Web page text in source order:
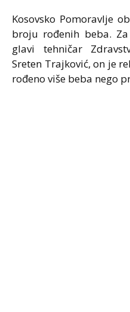
Kosovsko Pomoravlje
broju rođenih beba.
glavi tehničar
Sreten Trajković, on je
rođeno više beba nego